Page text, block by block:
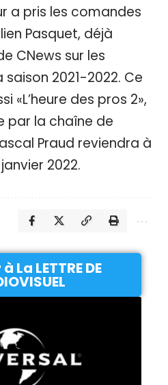
a pris les comandes
Pasquet, déjà
CNews sur les
2021-2022. Ce
«L’heure des pros 2»,
par la chaîne de
Praud reviendra à
2022.
La LETTRE DE